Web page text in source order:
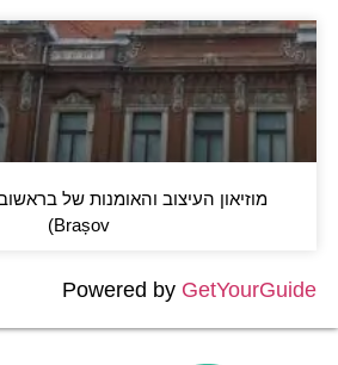
Brașov)
Powered by GetYourGuide